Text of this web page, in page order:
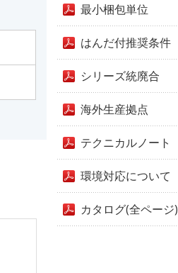
最小梱包単位
はんだ付推奨条件
シリーズ統廃合
海外生産拠点
テクニカルノート
環境対応について
カタログ(全ページ)